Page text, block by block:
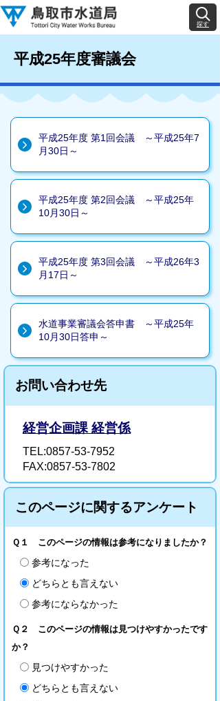
探す
平成25年度審議会
平成25年度 第1回会議 ～平成25年7
月30日～
平成25年度 第2回会議 ～平成25年
10月30日～
平成25年度 第3回会議 ～平成26年3
月17日～
水道事業審議会答申書 ～平成25年
10月30日答申～
お問い合わせ先
経営企画課 経営係
TEL:0857-53-7952
FAX:0857-53-7802
このページに関するアンケート
Ｑ１ このページの情報は参考になりましたか？
参考になった
どちらとも言えない
参考にならなかった
Ｑ２ このページの情報は見つけやすかったです
か？
見つけやすかった
どちらとも言えない